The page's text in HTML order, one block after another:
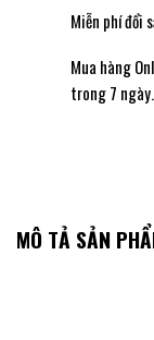
Miễn phí đổi
Mua hàng
trong 7 ngày.
MÔ TẢ SẢN